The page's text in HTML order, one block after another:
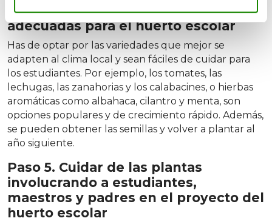
Paso 4. Elección de plantas
adecuadas para el huerto escolar
Has de optar por las variedades que mejor se
adapten al clima local y sean fáciles de cuidar para
los estudiantes. Por ejemplo, los tomates, las
lechugas, las zanahorias y los calabacines, o hierbas
aromáticas como albahaca, cilantro y menta, son
opciones populares y de crecimiento rápido. Además,
se pueden obtener las semillas y volver a plantar al
año siguiente.
Paso 5. Cuidar de las plantas
involucrando a estudiantes,
maestros y padres en el proyecto del
huerto escolar